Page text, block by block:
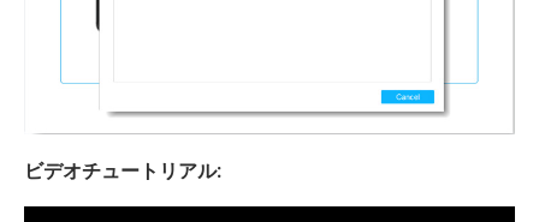
ビデオチュートリアル: